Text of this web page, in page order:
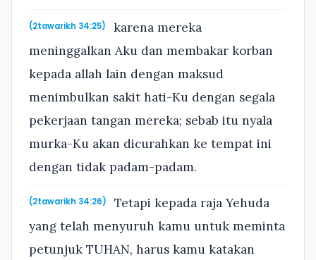
(2tawarikh 34:25)
karena mereka
meninggalkan Aku dan membakar korban
kepada allah lain dengan maksud
menimbulkan sakit hati-Ku dengan segala
pekerjaan tangan mereka; sebab itu nyala
murka-Ku akan dicurahkan ke tempat ini
dengan tidak padam-padam.
(2tawarikh 34:26)
Tetapi kepada raja Yehuda
yang telah menyuruh kamu untuk meminta
petunjuk TUHAN, harus kamu katakan